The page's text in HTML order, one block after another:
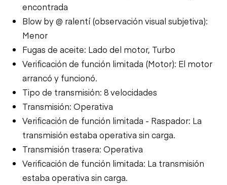
encontrada
Blow by @ ralentí (observación visual subjetiva):
Menor
Fugas de aceite: Lado del motor, Turbo
Verificación de función limitada (Motor): El motor
arrancó y funcionó.
Tipo de transmisión: 8 velocidades
Transmisión: Operativa
Verificación de función limitada - Raspador: La
transmisión estaba operativa sin carga.
Transmisión trasera: Operativa
Verificación de función limitada: La transmisión
estaba operativa sin carga.